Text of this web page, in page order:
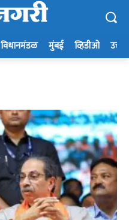
विधानमंडळ मुंबई व्हिडीओ उत्तर